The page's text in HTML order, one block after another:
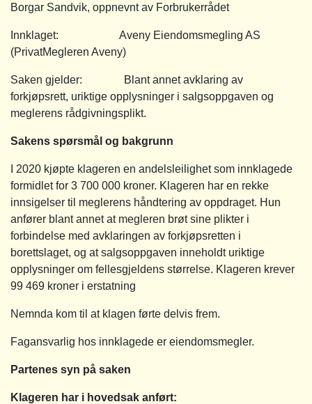
Borgar Sandvik, oppnevnt av Forbrukerrådet
Innklaget: Aveny Eiendomsmegling AS
(PrivatMegleren Aveny)
Saken gjelder: Blant annet avklaring av
forkjøpsrett, uriktige opplysninger i salgsoppgaven og
meglerens rådgivningsplikt.
Sakens spørsmål og bakgrunn
I 2020 kjøpte klageren en andelsleilighet som innklagede
formidlet for 3 700 000 kroner. Klageren har en rekke
innsigelser til meglerens håndtering av oppdraget. Hun
anfører blant annet at megleren brøt sine plikter i
forbindelse med avklaringen av forkjøpsretten i
borettslaget, og at salgsoppgaven inneholdt uriktige
opplysninger om fellesgjeldens størrelse. Klageren krever
99 469 kroner i erstatning
Nemnda kom til at klagen førte delvis frem.
Fagansvarlig hos innklagede er eiendomsmegler.
Partenes syn på saken
Klageren har i hovedsak anført: